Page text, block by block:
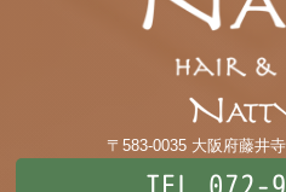
〒583-0035 大阪府藤井